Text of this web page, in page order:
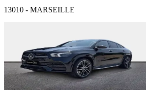
13010 - MARSEILLE